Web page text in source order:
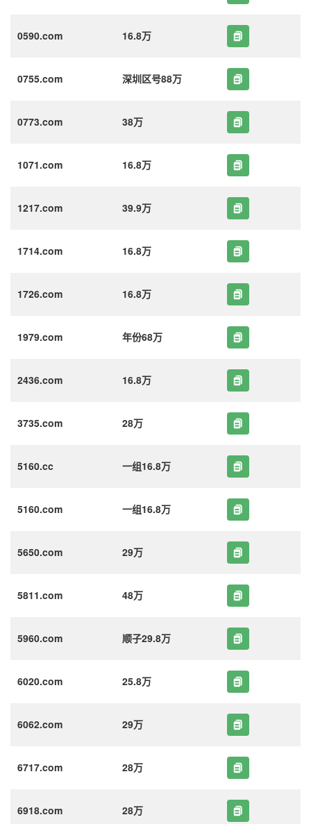
0590.com 16.8万
0755.com 深圳区号88万
0773.com 38万
1071.com 16.8万
1217.com 39.9万
1714.com 16.8万
1726.com 16.8万
1979.com 年份68万
2436.com 16.8万
3735.com 28万
5160.cc 一组16.8万
5160.com 一组16.8万
5650.com 29万
5811.com 48万
5960.com 顺子29.8万
6020.com 25.8万
6062.com 29万
6717.com 28万
6918.com 28万